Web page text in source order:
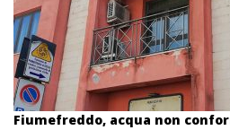
Fiumefreddo, acqua non